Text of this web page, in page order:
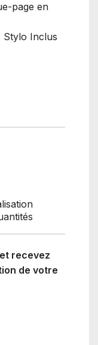
page en
Stylo Inclus
recevez
de votre